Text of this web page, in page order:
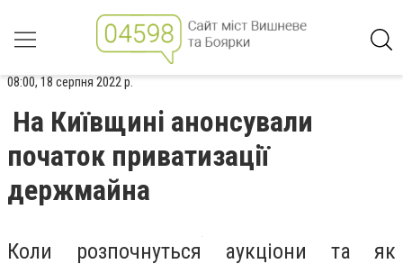
08:00, 18 серпня 2022 р.
На Київщині анонсували
початок приватизації
держмайна
Коли розпочнуться аукціони та як